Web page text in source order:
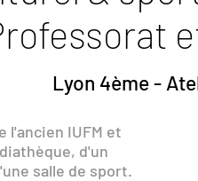
Lyon 4ème -
l'ancien IUFM et
d'un
salle de sport.